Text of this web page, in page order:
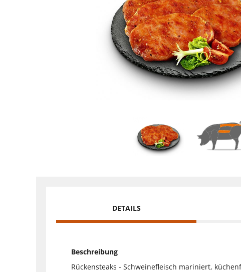
DETAILS
Beschreibung
Rückensteaks - Schweinefleisch mariniert,